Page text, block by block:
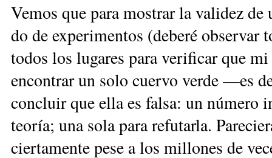
Vemos que para mostrar la validez
do de experimentos (deberé
todos los lugares para verificar que
encontrar un ­solo cuervo verde —es
concluir que ella es falsa: un número
teoría; una sola para refutarla.
ciertamente pese a los millones de